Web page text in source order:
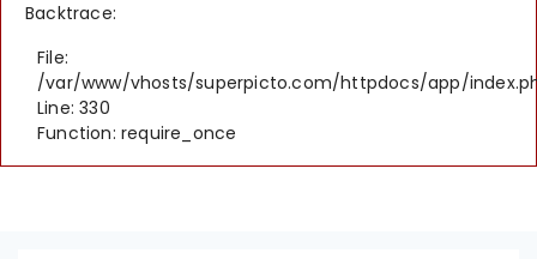
Backtrace:
File:
/var/www/vhosts/superpicto.com/httpdocs/app/
Line: 330
Function: require_once